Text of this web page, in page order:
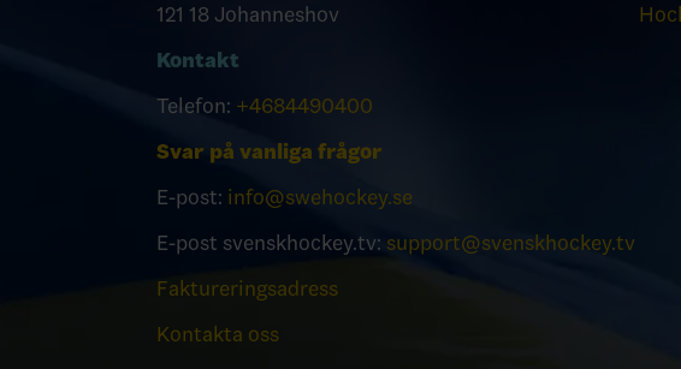
121 18 Johanneshov
Kontakt
Telefon: +4684490400
Svar på vanliga frågor
E-post: info@swehockey.se
E-post svenskhockey.tv: support@svenskhockey.tv
Faktureringsadress
Kontakta oss